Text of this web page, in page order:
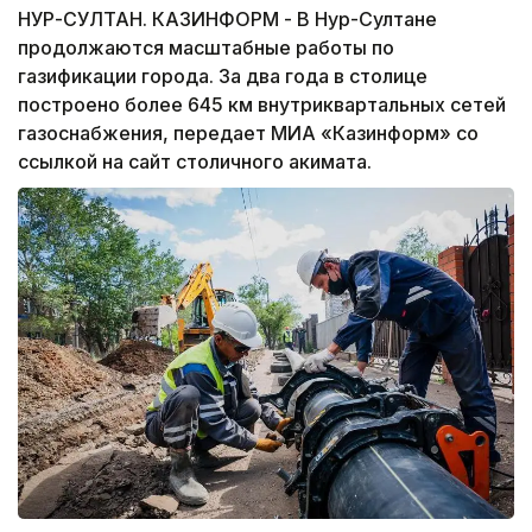
НУР-СУЛТАН. КАЗИНФОРМ - В Нур-Султане
продолжаются масштабные работы по
газификации города. За два года в столице
построено более 645 км внутриквартальных сетей
газоснабжения, передает МИА «Казинформ» со
ссылкой на сайт столичного акимата.